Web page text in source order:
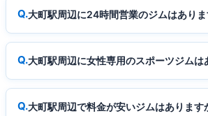
大町駅周辺に24時間営業のジムはありま
大町駅周辺に女性専用のスポーツジムは
大町駅周辺で料金が安いジムはあります